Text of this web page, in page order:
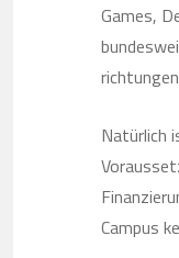
Games,
Natürlich
Campus